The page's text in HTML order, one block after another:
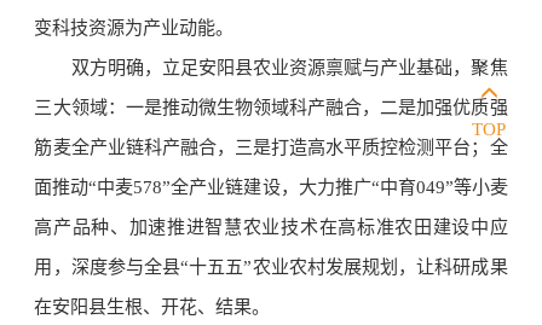
变科技资源为产业动能。
双方明确，立足安阳县农业资源禀赋与产业基础，聚焦
三大领域：一是推动微生物领域科产融合，二是加强优质强
筋麦全产业链科产融合，三是打造高水平质控检测平台；全
面推动“中麦578”全产业链建设，大力推广“中育049”等小麦
高产品种、加速推进智慧农业技术在高标准农田建设中应
用，深度参与全县“十五五”农业农村发展规划，让科研成果
在安阳县生根、开花、结果。
TOP